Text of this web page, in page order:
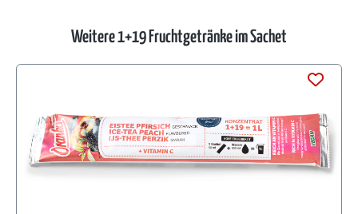
Weitere 1+19 Fruchtgetränke im Sachet
Produktgalerie überspringen